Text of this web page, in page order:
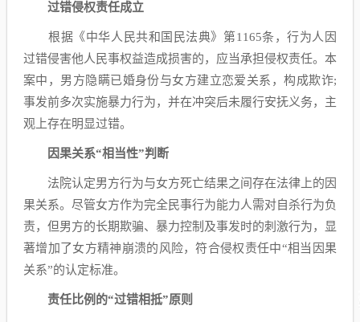
过错侵权责任成立
根据《中华人民共和国民法典》第1165条，行为人因
过错侵害他人民事权益造成损害的，应当承担侵权责任。本
案中，男方隐瞒已婚身份与女方建立恋爱关系，构成欺诈;
事发前多次实施暴力行为，并在冲突后未履行安抚义务，主
观上存在明显过错。
因果关系“相当性”判断
法院认定男方行为与女方死亡结果之间存在法律上的因
果关系。尽管女方作为完全民事行为能力人需对自杀行为负
责，但男方的长期欺骗、暴力控制及事发时的刺激行为，显
著增加了女方精神崩溃的风险，符合侵权责任中“相当因果
关系”的认定标准。
责任比例的“过错相抵”原则